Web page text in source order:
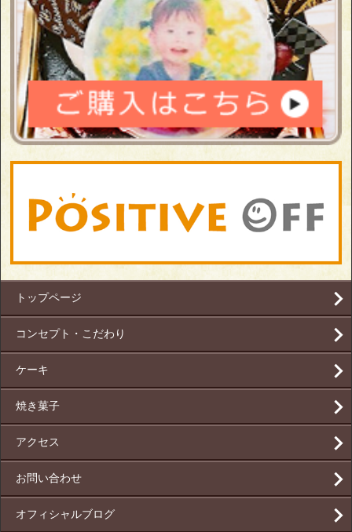
トップページ
コンセプト・こだわり
ケーキ
焼き菓子
アクセス
お問い合わせ
オフィシャルブログ